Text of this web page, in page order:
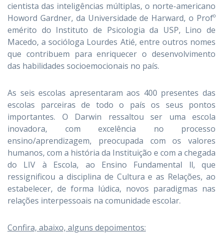
cientista das inteligências múltiplas, o norte-americano
Howord Gardner, da Universidade de Harward, o Profº
emérito do Instituto de Psicologia da USP, Lino de
Macedo, a socióloga Lourdes Atié, entre outros nomes
que contribuem para enriquecer o desenvolvimento
das habilidades socioemocionais no país.
As seis escolas apresentaram aos 400 presentes das
escolas parceiras de todo o país os seus pontos
importantes. O Darwin ressaltou ser uma escola
inovadora, com excelência no processo
ensino/aprendizagem, preocupada com os valores
humanos, com a história da Instituição e com a chegada
do LIV à Escola, ao Ensino Fundamental ll, que
ressignificou a disciplina de Cultura e as Relações, ao
estabelecer, de forma lúdica, novos paradigmas nas
relações interpessoais na comunidade escolar.
Confira, abaixo, alguns depoimentos: